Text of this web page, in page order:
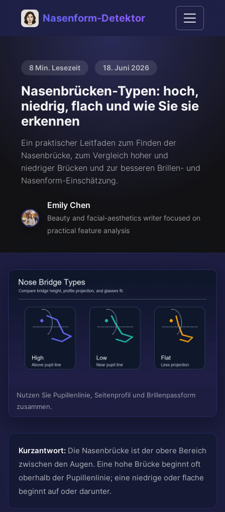
Nasenform-Detektor
8 Min. Lesezeit 18. Juni 2026
Nasenbrücken-Typen: hoch,
niedrig, flach und wie Sie sie
erkennen
Ein praktischer Leitfaden zum Finden der
Nasenbrücke, zum Vergleich hoher und
niedriger Brücken und zur besseren Brillen- und
Nasenform-Einschätzung.
Emily Chen
Beauty and facial-aesthetics writer focused on
practical feature analysis
Nutzen Sie Pupillenlinie, Seitenprofil und Brillenpassform
zusammen.
Kurzantwort: Die Nasenbrücke ist der obere Bereich
zwischen den Augen. Eine hohe Brücke beginnt oft
oberhalb der Pupillenlinie; eine niedrige oder flache
beginnt auf oder darunter.